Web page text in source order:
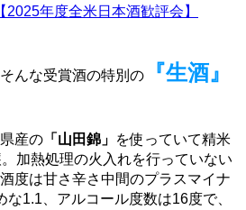
【2025年度全米日本酒歓評会】
んな受賞酒の特別の
『生酒』
産の 「山田錦」 を使っていて精米
加熱処理の火入れを行っていない
度は甘さ辛さ中間のプラスマイナ
な1.1、アルコール度数は16度で、